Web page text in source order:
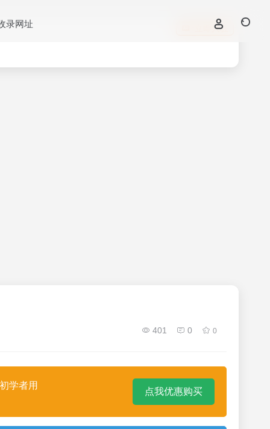
录网址 立即入驻
401 0 0
学者用
点我优惠购买